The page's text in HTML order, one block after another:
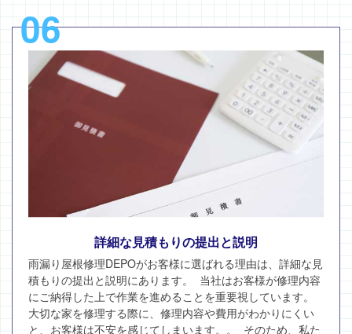
06
詳細な見積もりの提出と説明
雨漏り屋根修理DEPOがお客様に選ばれる理由は、詳細な見
積もりの提出と説明にあります。 当社はお客様が修理内容
にご納得した上で作業を進めることを重要視しています。
大切な家を修理する際に、修理内容や費用がわかりにくい
と、お客様は不安を感じてしまいます。。 そのため、私た